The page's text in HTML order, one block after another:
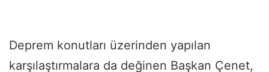
Deprem konutları üzerinden yapılan
karşılaştırmalara da değinen Başkan Çenet,